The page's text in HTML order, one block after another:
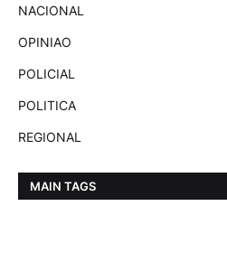
NACIONAL
OPINIAO
POLICIAL
POLITICA
REGIONAL
MAIN TAGS